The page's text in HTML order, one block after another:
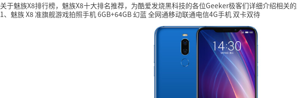
关于魅族X8排行榜，魅族X8十大排名推荐，为酷爱发烧黑科技的各位Geeker极客们详细介绍相关
1、魅族 X8 准旗舰游戏拍照手机 6GB+64GB 幻蓝 全网通移动联通电信4G手机 双卡双待